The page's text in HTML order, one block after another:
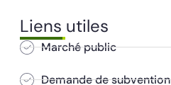
Liens utiles
Marché public
Demande de subvention